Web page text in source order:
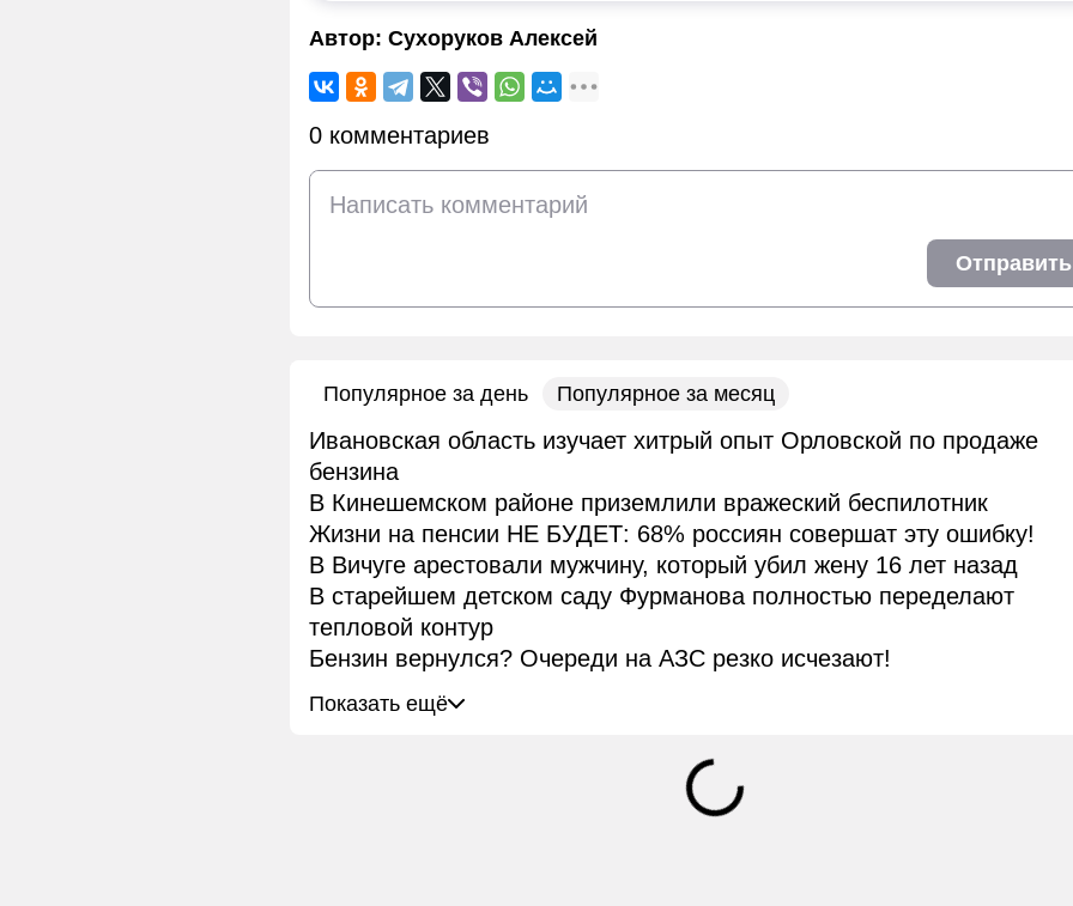
Автор: Сухоруков Алексей
0 комментариев
Отправить
Популярное за день Популярное за месяц
Ивановская область изучает хитрый опыт Орловской по продаже
бензина
В Кинешемском районе приземлили вражеский беспилотник
Жизни на пенсии НЕ БУДЕТ: 68% россиян совершат эту ошибку!
В Вичуге арестовали мужчину, который убил жену 16 лет назад
В старейшем детском саду Фурманова полностью переделают
тепловой контур
Бензин вернулся? Очереди на АЗС резко исчезают!
Показать ещё